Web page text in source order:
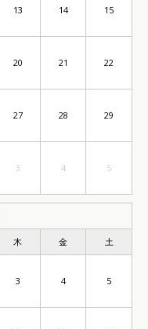
13 14 15
20 21 22
27 28 29
3 4 5
木 金 土
3 4 5